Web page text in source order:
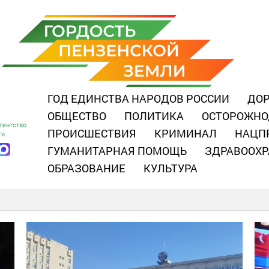
ГОД ЕДИНСТВА НАРОДОВ РОССИИ
ОБЩЕСТВО
ПОЛИТИКА
ПРОИСШЕСТВИЯ
КРИМИНАЛ
ГУМАНИТАРНАЯ ПОМОЩЬ
ОБРАЗОВАНИЕ
КУЛЬТУРА